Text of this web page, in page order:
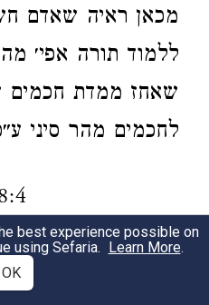
מכאן ראיה שאדם
ללמוד תורה אפי׳
שאחז ממדת חכמים
לחכמים מהר סיני
איסי ב״י וכו׳.שם
best experience possible on
using Sefaria. Learn More.
OK